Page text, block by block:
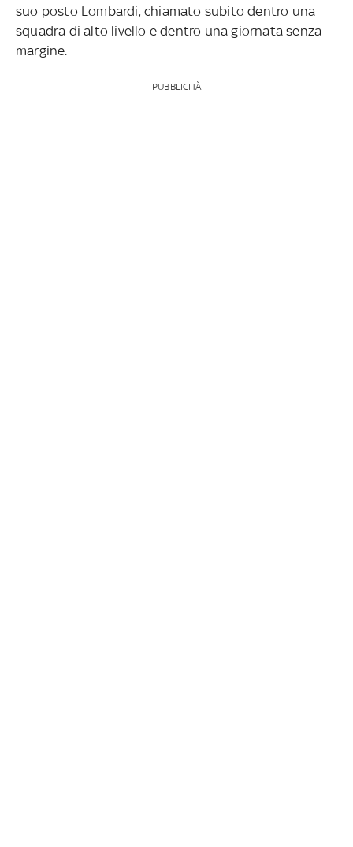
suo posto Lombardi, chiamato subito dentro una
squadra di alto livello e dentro una giornata senza
margine.
PUBBLICITÀ